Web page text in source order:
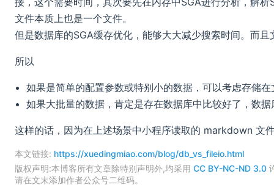
文件本质上也是一个文件。
但是数据库的SGA缓存优化，能够大大减少搜索时间。而
所以
如果是简单的配置参数或特别小的数据，可以考虑存储
如果大批量的数据，肯定是存在数据库中比较好了，数
这样的话，因为在上述场景中小程序读取的 markdown 文
本文链接: https://xuedingmiao.com/blog/db_vs_fileio.html
版权声明:本博客所有文章除特别声明外,均采用 CC BY-NC-ND 3.0
请在文末添加作者公众号二维码。